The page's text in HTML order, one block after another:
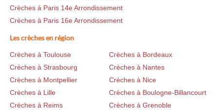
Crèches à Paris 14e Arrondissement
Crèches à Paris 16e Arrondissement
Les crèches en région
Crèches à Toulouse
Crèches à Bordeaux
Crèches à Strasbourg
Crèches à Nantes
Crèches à Montpellier
Crèches à Nice
Crèches à Lille
Crèches à Boulogne-Billancourt
Crèches à Reims
Crèches à Grenoble